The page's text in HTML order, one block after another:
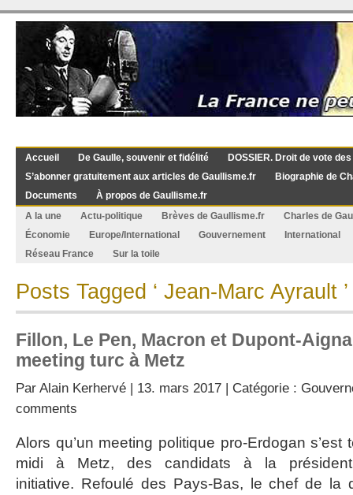
Accueil De Gaulle, souvenir et fidélité
DOSSIER. Droit de vote
S’abonner gratuitement aux articles de Gaullisme.fr
Biographie de
Documents
À propos de Gaullisme.fr
A la une
Actu-politique Brèves de Gaullisme.fr
Charles de
Économie
Europe/International Gouvernement
International
Réseau France
Sur la toile
Posts Tagged ‘ Jean-Marc Ayrault ’
Fillon, Le Pen, Macron et Dupont-
meeting turc à Metz
Par Alain Kerhervé | 13. mars 2017 | Catégorie :
comments
Alors qu’un meeting politique pro-Erdogan
midi à Metz, des candidats à la
initiative. Refoulé des Pays-Bas, le chef de la